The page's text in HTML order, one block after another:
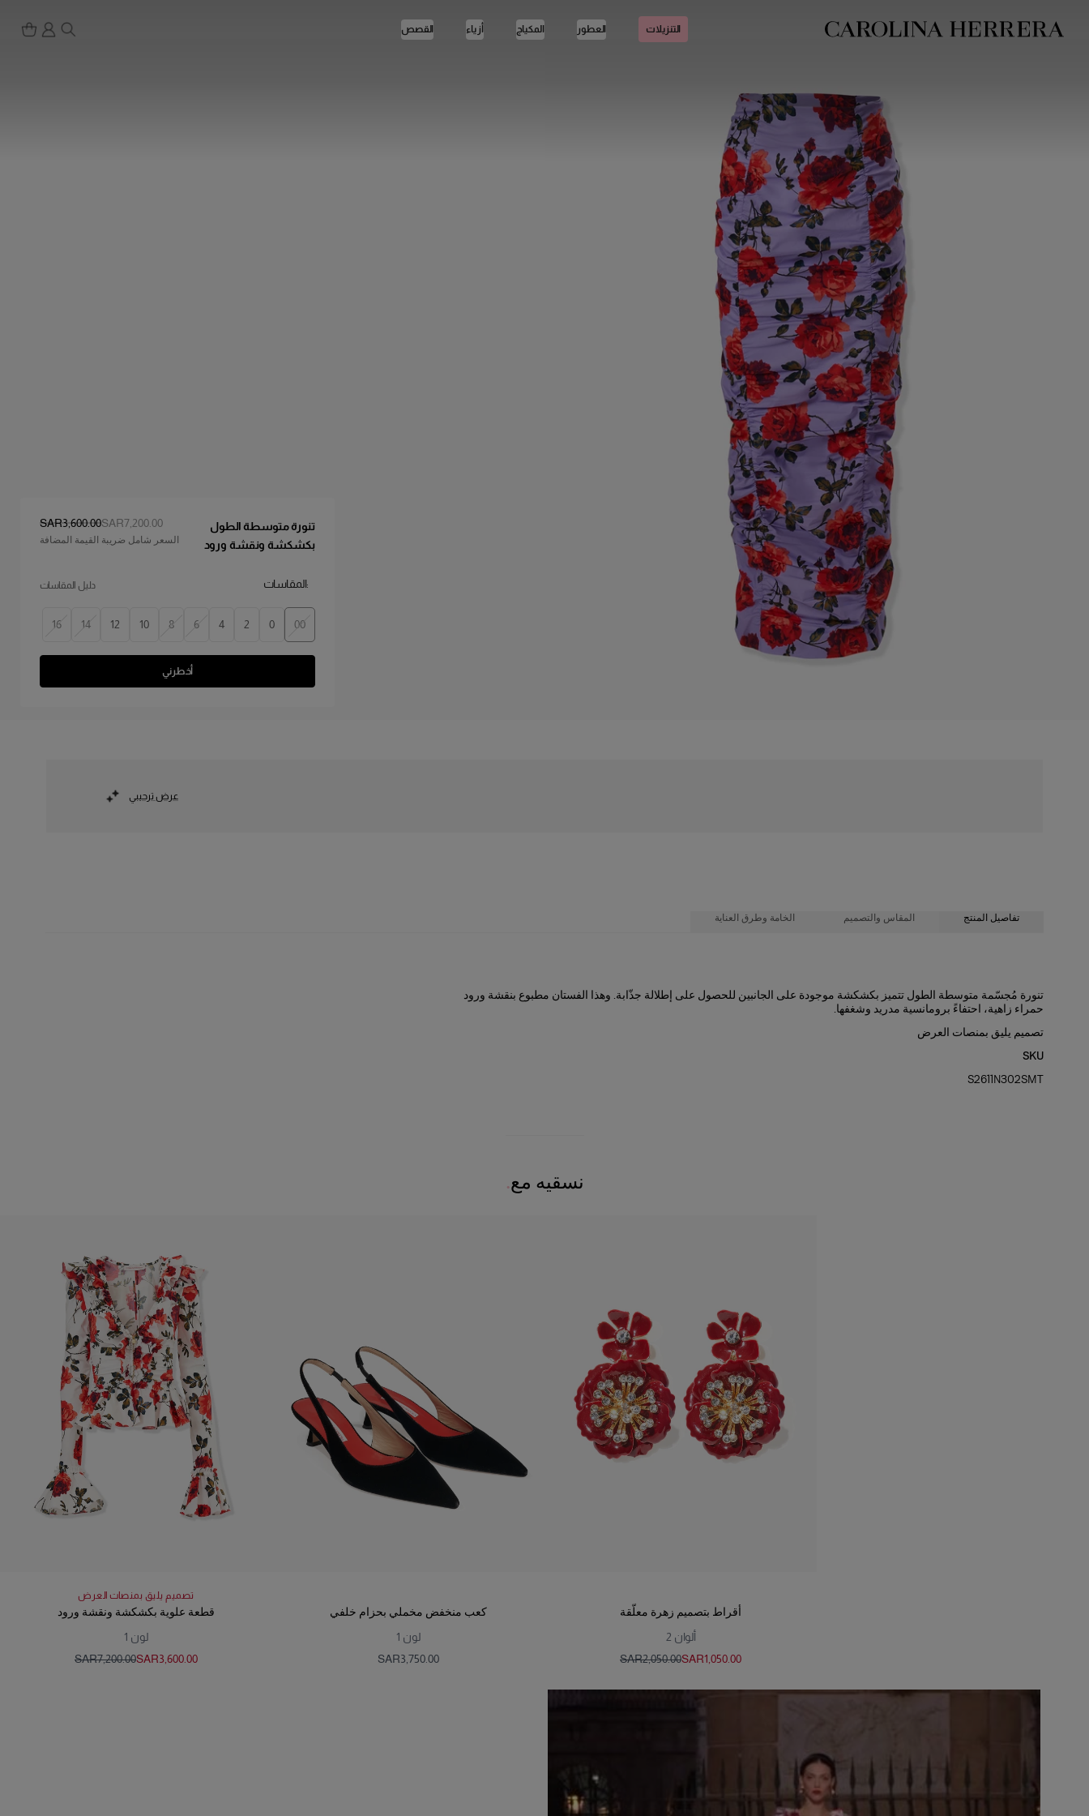
بيان إمكانية الوصول (الرابط)
التنزيلات العطور المكياج أزياء القصص
تنورة متوسطة الطول
بكشكشة ونقشة ورود
السعر الأصلي:SAR‌7,200.00سعر التخفيض
SAR‌3,600.00
السعر شامل ضريبة القيمة المضافة
:المقاسات دليل المقاسات
00
0
2
4
6
8
10
12
14
16
أخطرني
عرض ترحيبي
تفاصيل المنتج المقاس والتصميم الخامة وطرق العناية
تنورة مُجسّمة متوسطة الطول تتميز بكشكشة موجودة على الجانبين للحصول على إطلالة جذّابة. وهذا الفستان مطبوع بنقشة ورود
حمراء زاهية، احتفاءً برومانسية مدريد وشغفها.
تصميم يليق بمنصات العرض
SKU
S2611N302SMT
قصّة رفيعة قصيرة
قميص من القطن المطاطي بوزن متوسط بنقشة ورود ذات سيقان
تعليمات الغسيل
تنظيف جاف فقط
نسقيه مع
تصميم يليق بمنصات العرض
قطعة علوية بكشكشة ونقشة ورود
1 لون
SAR‌7,200.00SAR‌3,600.00
كعب منخفض مخملي بحزام خلفي
1 لون
SAR‌3,750.00
أقراط بتصميم زهرة معلّقة
2 ألوان
SAR‌2,050.00SAR‌1,050.00